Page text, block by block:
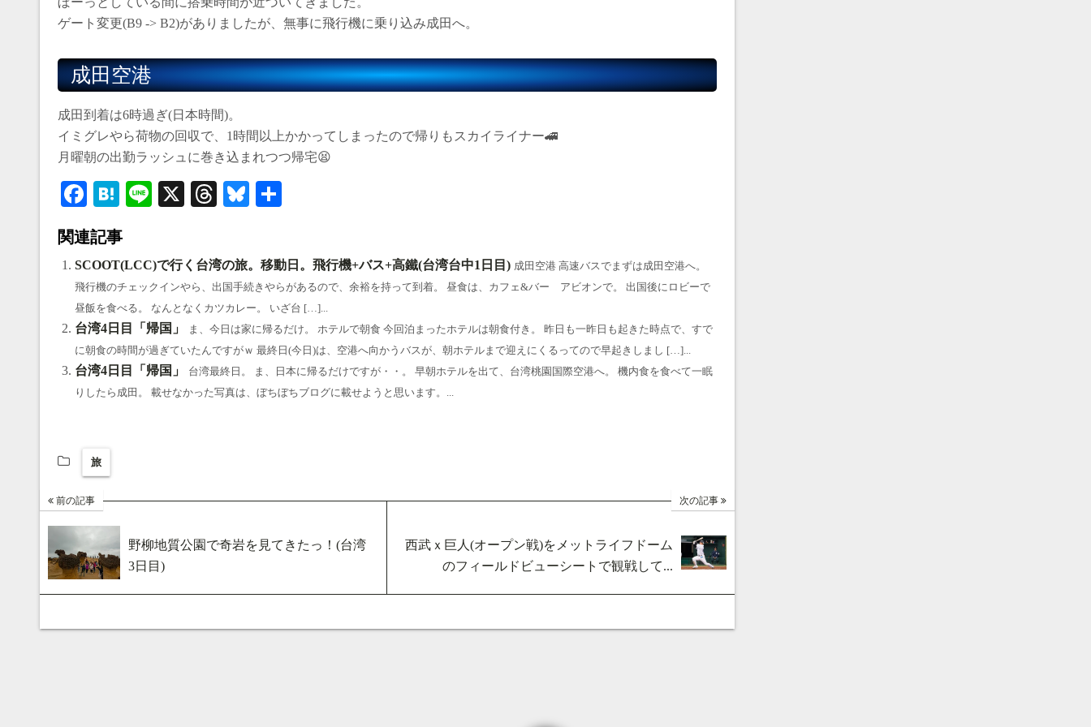
ゲート変更(B9 -> B2)がありましたが、無事に飛行機に乗り込み成田へ。
成田空港
成田到着は6時過ぎ(日本時間)。
イミグレやら荷物の回収で、1時間以上かかってしまったので帰りもスカイライナー🚄
月曜朝の出勤ラッシュに巻き込まれつつ帰宅😫
Fa
bo
ok
H
en
a
Li
X
T
ds
Bl
y
関連記事
SCOOT(LCC)で行く台湾の旅。移動日。飛行機+バス+高鐵(台湾台中1日目) 成田空港 高速バスでまずは成田空港へ。
飛行機のチェックインやら、出国手続きやらがあるので、余裕を持って到着。 昼食は、カフェ&バー アビオンで。 出国後にロビーで
昼飯を食べる。 なんとなくカツカレー。 いざ台 […]...
台湾4日目「帰国」
ま、今日は家に帰るだけ。 ホテルで朝食 今回泊まったホテルは朝食付き。 昨日も一昨日も起きた時点で、すで
に朝食の時間が過ぎていたんですがｗ 最終日(今日)は、空港へ向かうバスが、朝ホテルまで迎えにくるってので早起きしまし […]...
台湾4日目「帰国」
台湾最終日。 ま、日本に帰るだけですが・・。 早朝ホテルを出て、台湾桃園国際空港へ。 機内食を食べて一眠
りしたら成田。 載せなかった写真は、ぼちぼちブログに載せようと思います。...
旅
前の記事
野柳地質公園で奇岩を見てきたっ！(台湾
3日目)
次の記事
西武ｘ巨人(オープン戦)をメットライフドーム
のフィールドビューシートで観戦して...